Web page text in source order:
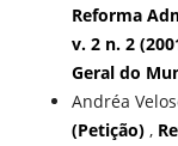
Reforma
v. 2 n. 2
Geral do
Andréa
(Petição) ,